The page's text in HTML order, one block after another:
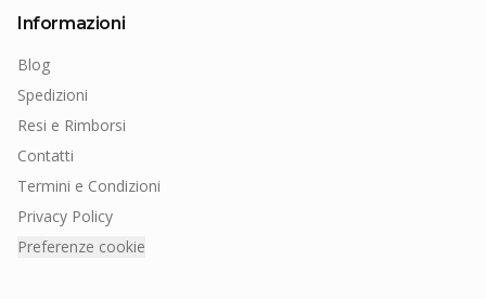
Informazioni
Blog
Spedizioni
Resi e Rimborsi
Contatti
Termini e Condizioni
Privacy Policy
Preferenze cookie